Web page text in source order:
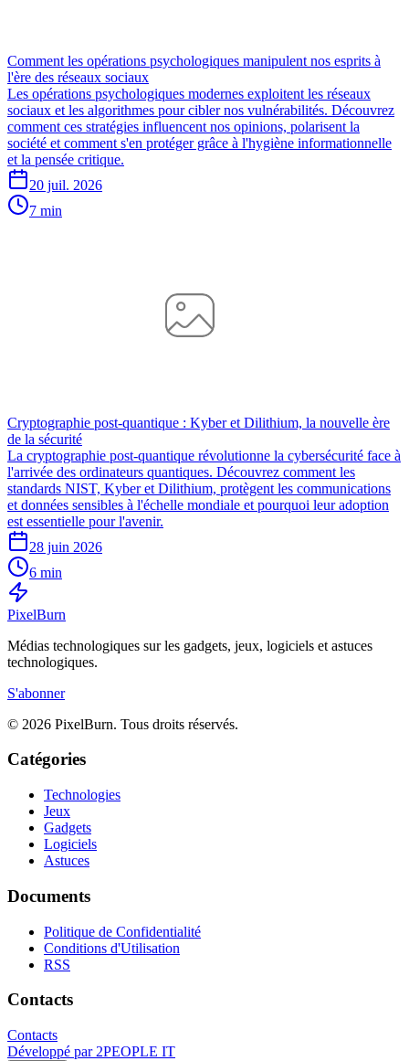
Comment les opérations psychologiques manipulent nos esprits à
l'ère des réseaux sociaux
Les opérations psychologiques modernes exploitent les réseaux
sociaux et les algorithmes pour cibler nos vulnérabilités. Découvrez
comment ces stratégies influencent nos opinions, polarisent la
société et comment s'en protéger grâce à l'hygiène informationnelle
et la pensée critique.
20 juil. 2026
7 min
Cryptographie post-quantique : Kyber et Dilithium, la nouvelle ère
de la sécurité
La cryptographie post-quantique révolutionne la cybersécurité face à
l'arrivée des ordinateurs quantiques. Découvrez comment les
standards NIST, Kyber et Dilithium, protègent les communications
et données sensibles à l'échelle mondiale et pourquoi leur adoption
est essentielle pour l'avenir.
28 juin 2026
6 min
PixelBurn
Médias technologiques sur les gadgets, jeux, logiciels et astuces
technologiques.
S'abonner
© 2026 PixelBurn. Tous droits réservés.
Catégories
Technologies
Jeux
Gadgets
Logiciels
Astuces
Documents
Politique de Confidentialité
Conditions d'Utilisation
RSS
Contacts
Contacts
Développé par2PEOPLE IT